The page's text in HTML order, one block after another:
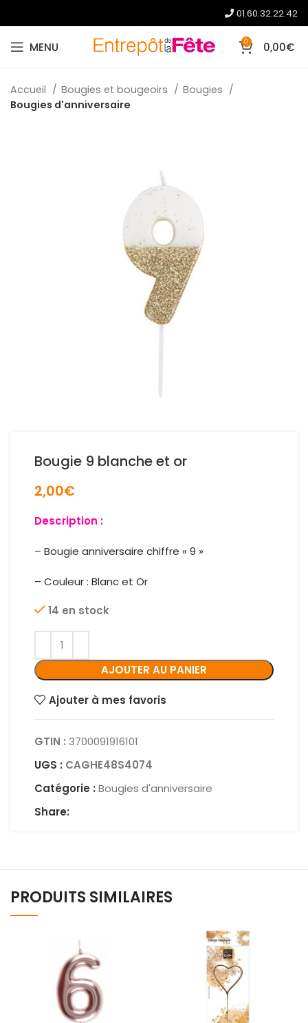
01.60.32.22.42
MENU 0 0,00€
Accueil Bougies et bougeoirs
Bougies
Bougies d'anniversaire
Bougie 9 blanche et or
2,00€
Description :
– Bougie anniversaire chiffre « 9 »
– Couleur : Blanc et Or
14 en stock
AJOUTER AU PANIER
Ajouter à mes favoris
GTIN : 3700091916101
UGS : CAGHE48S4074
Catégorie : Bougies d'anniversaire
Share:
PRODUITS SIMILAIRES